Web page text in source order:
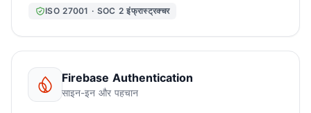
ISO 27001 · SOC 2 इंफ्रास्ट्रक्चर
Firebase Authentication
साइन-इन और पहचान